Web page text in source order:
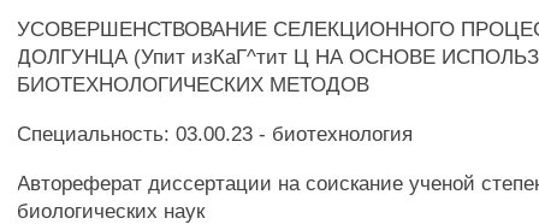
УСОВЕРШЕНСТВОВАНИЕ СЕЛЕКЦИОННОГО
ДОЛГУНЦА (Упит изКаГ^тит Ц НА ОСНОВЕ
БИОТЕХНОЛОГИЧЕСКИХ МЕТОДОВ
Специальность: 03.00.23 - биотехнология
Автореферат диссертации на соискание ученой
биологических наук